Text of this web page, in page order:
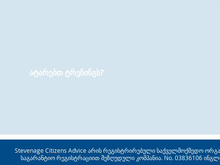
ატარებთ ტრენინგს?
Stevenage Citizens Advice არის რეგისტრირებული საქველმოქმედო
საგარანტიო რეგისტრაციით შეზღუდული კომპანია. No. 03836106